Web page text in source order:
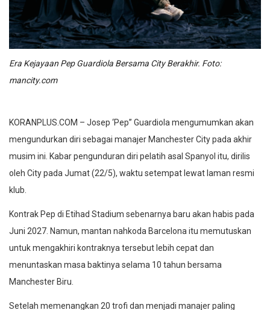
Era Kejayaan Pep Guardiola Bersama City Berakhir. Foto:
mancity.com
KORANPLUS.COM – Josep ‘Pep” Guardiola mengumumkan akan
mengundurkan diri sebagai manajer Manchester City pada akhir
musim ini. Kabar pengunduran diri pelatih asal Spanyol itu, dirilis
oleh City pada Jumat (22/5), waktu setempat lewat laman resmi
klub.
Kontrak Pep di Etihad Stadium sebenarnya baru akan habis pada
Juni 2027. Namun, mantan nahkoda Barcelona itu memutuskan
untuk mengakhiri kontraknya tersebut lebih cepat dan
menuntaskan masa baktinya selama 10 tahun bersama
Manchester Biru.
Setelah memenangkan 20 trofi dan menjadi manajer paling